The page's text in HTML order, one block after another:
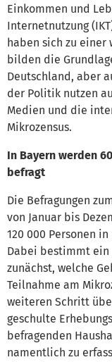
Einkommen und
Internetnutzung
haben sich zu
bilden die
Deutschland, aber
der Politik nutzen
Medien und die
Mikrozensus.
In Bayern werden
befragt
Die Befragungen
von Januar bis
120 000 Personen
Dabei bestimmt ein
zunächst, welche
Teilnahme am
weiteren Schritt
geschulte
befragenden
namentlich zu